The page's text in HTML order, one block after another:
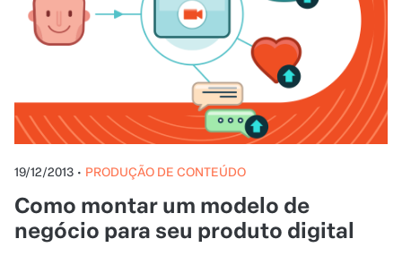
19/12/2013 • PRODUÇÃO DE CONTEÚDO
Como montar um modelo de
negócio para seu produto digital